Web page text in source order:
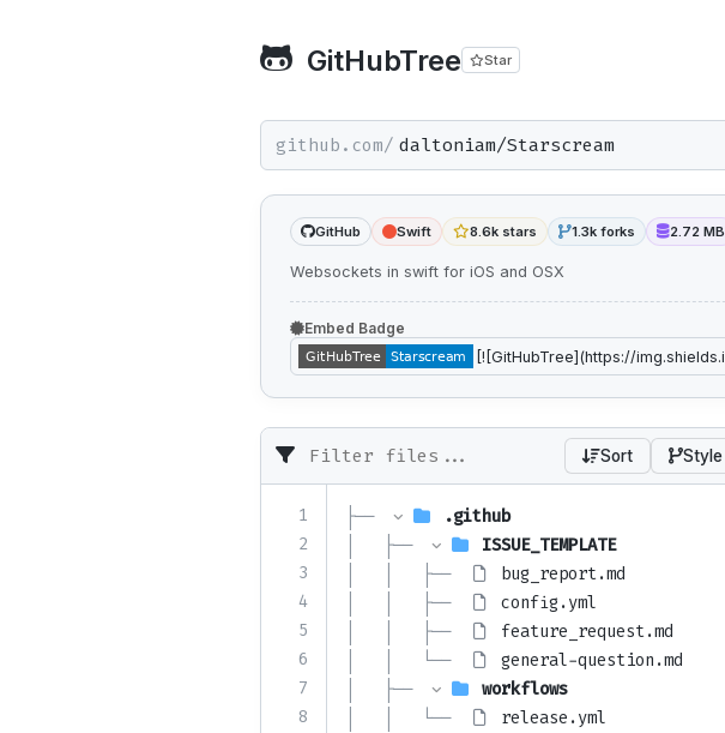
GitHubTree Star
github.com/
GitHub Swift 8.6k stars 1.3k forks 2.72 MB
Websockets in swift for iOS and OSX
Embed Badge
Sort Style
1
2
3
4
5
6
7
8
├──
.github
│   ├──
ISSUE_TEMPLATE
│   │   ├──
bug_report.md
│   │   ├──
config.yml
│   │   ├──
feature_request.md
│   │   └──
general-question.md
│   ├──
workflows
│   │   └──
release.yml